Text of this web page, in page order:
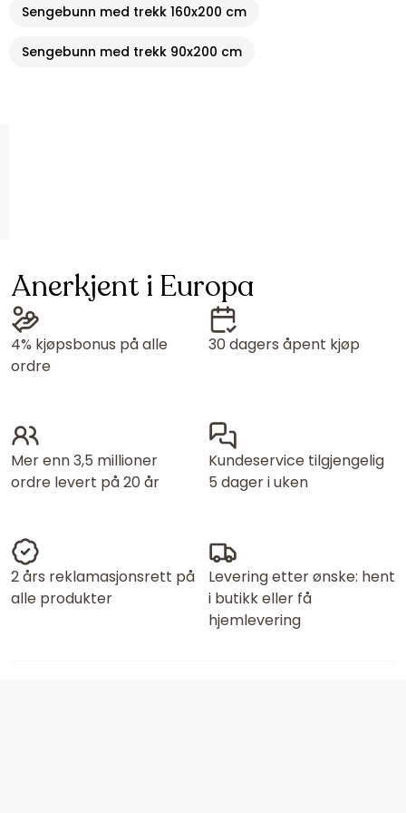
Sengebunn med trekk 160x200 cm
Sengebunn med trekk 90x200 cm
Anerkjent i Europa
4% kjøpsbonus på alle
ordre
30 dagers åpent kjøp
Mer enn 3,5 millioner
ordre levert på 20 år
Kundeservice tilgjengelig
5 dager i uken
2 års reklamasjonsrett på
alle produkter
Levering etter ønske: hent
i butikk eller få
hjemlevering